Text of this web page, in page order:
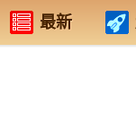
最新